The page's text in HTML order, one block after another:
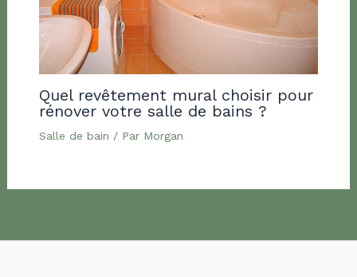
Quel revêtement mural choisir pour
rénover votre salle de bains ?
Salle de bain / Par Morgan